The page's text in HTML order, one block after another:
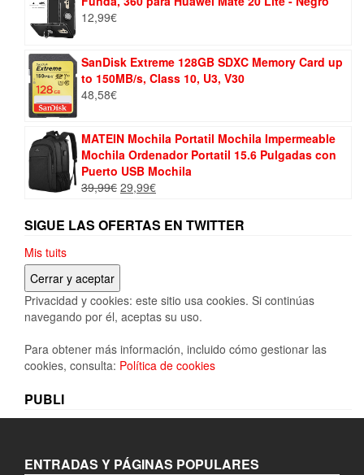
12,99€
SanDisk Extreme 128GB SDXC Memory Card up
to 150MB/s, Class 10, U3, V30
48,58€
MATEIN Mochila Portatil Mochila Impermeable
Mochila Ordenador Portatil 15.6 Pulgadas con
Puerto USB Mochila
39,99€ El
original
era:
29,99€El
actual
es:
SIGUE LAS OFERTAS EN TWITTER
Mis tuits
Privacidad y cookies: este sitio usa cookies. Si continúas
navegando por él, aceptas su uso.
Para obtener más información, incluido cómo gestionar las
cookies, consulta: Política de cookies
PUBLI
ENTRADAS Y PÁGINAS POPULARES